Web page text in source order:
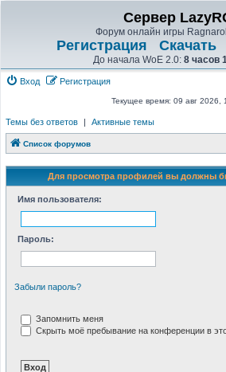
Сервер
Форум онлайн игры
Регистрация Скачать
До начала WoE 2.0: 8 часов
Вход Регистрация
Текущее время: 09 авг 2026,
Темы без ответов | Активные темы
Список форумов
Для просмотра профилей вы должны
Имя пользователя:
Пароль:
Забыли пароль?
Запомнить меня
Скрыть моё пребывание на конференции в